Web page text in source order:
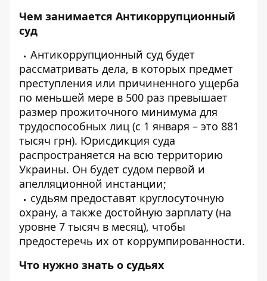
Чем занимается Антикоррупционный
суд
Антикоррупционный суд будет
рассматривать дела, в которых предмет
преступления или причиненного ущерба
по меньшей мере в 500 раз превышает
размер прожиточного минимума для
трудоспособных лиц (с 1 января – это 881
тысяч грн). Юрисдикция суда
распространяется на всю территорию
Украины. Он будет судом первой и
апелляционной инстанции;
судьям предоставят круглосуточную
охрану, а также достойную зарплату (на
уровне 7 тысяч в месяц), чтобы
предостеречь их от коррумпированности.
Что нужно знать о судьях